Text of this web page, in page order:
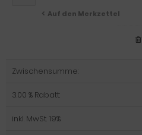
Auf den Merkzettel
Zwischensumme:
3.00 % Rabatt:
inkl. MwSt. 19%: